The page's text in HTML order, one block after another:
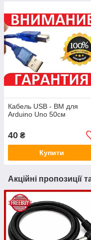
Кабель USB - BM для
Arduino Uno 50см
40 ₴
Купити
Акційні пропозиції